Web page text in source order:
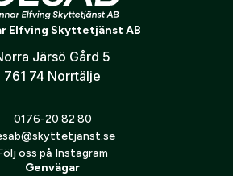
bättre grepp
i botten
ingår
.
Elfving Skyttetjänst AB
Järsö Gård 5
761 74 Norrtälje
0176-20 82 80
oss på Instagram
Genvägar